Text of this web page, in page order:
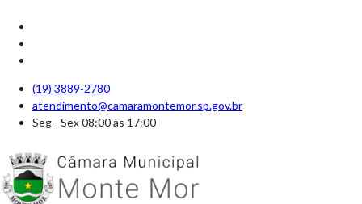
(19) 3889-2780
atendimento@camaramontemor.sp.gov.br
Seg - Sex 08:00 às 17:00